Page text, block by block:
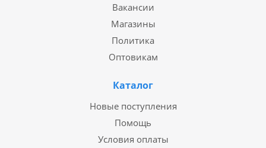
Вакансии
Магазины
Политика
Оптовикам
Каталог
Новые поступления
Помощь
Условия оплаты